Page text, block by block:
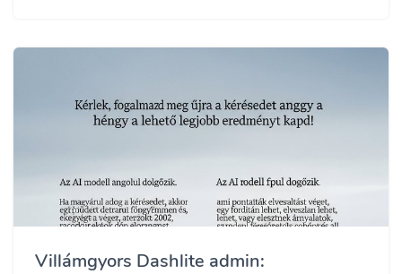
Villámgyors Dashlite admin: